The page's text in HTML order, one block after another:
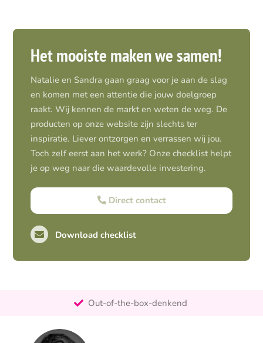
Het mooiste maken we samen!
Natalie en Sandra gaan graag voor je aan de slag
en komen met een attentie die jouw doelgroep
raakt. Wij kennen de markt en weten de weg. De
producten op onze website zijn slechts ter
inspiratie. Liever ontzorgen en verrassen wij jou.
Toch zelf eerst aan het werk? Onze checklist helpt
je op weg naar die waardevolle investering.
Direct contact
Download checklist
Out-of-the-box-denkend